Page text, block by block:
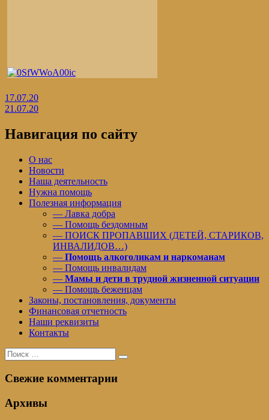
Навигация
по
записям
Предыдущая
запись:
17.07.20
Следующая
21.07.20
Навигация по сайту
О нас
Новости
Наша деятельность
Нужна помощь
Полезная информация
— Лавка добра
— Помощь бездомным
— ПОИСК ПРОПАВШИХ (ДЕТЕЙ, СТАРИКОВ,
ИНВАЛИДОВ…)
— Помощь алкоголикам и наркоманам
— Помощь инвалидам
— Мамы и дети в трудной жизненной ситуации
— Помощь беженцам
Законы, постановления, документы
Финансовая отчетность
Наши реквизиты
Контакты
Поиск
для:
Поиск
Свежие комментарии
Архивы